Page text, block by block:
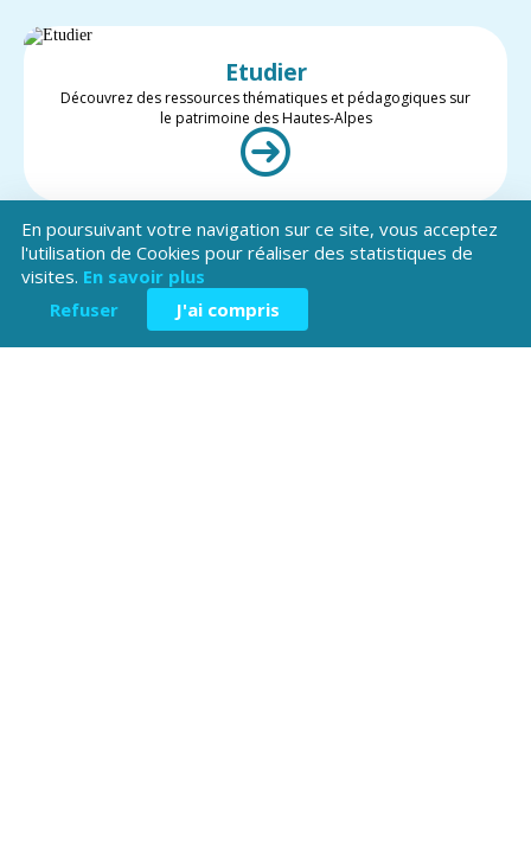
Etudier
Découvrez des ressources thématiques et pédagogiques sur
le patrimoine des Hautes-Alpes
Valoriser
Restez informé des projets et des actualités du patrimoine des
Hautes-Alpes
En poursuivant votre navigation sur ce site, vous acceptez
l'utilisation de Cookies pour réaliser des statistiques de
visites. En savoir plus
Refuser
J'ai compris